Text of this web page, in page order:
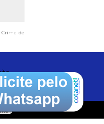
Crime de